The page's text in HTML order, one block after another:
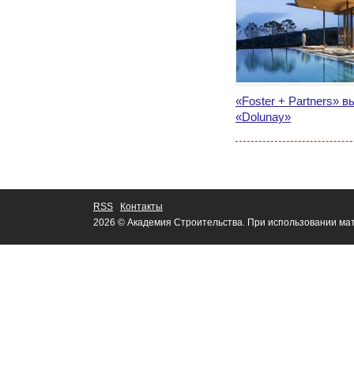
«Foster + Partners»
«Dolunay»
RSS
Контакты
2026 © Академия Строительства. При использовании